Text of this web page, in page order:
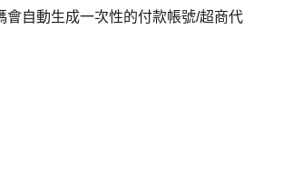
自動生成一次性的付款帳號/超商代